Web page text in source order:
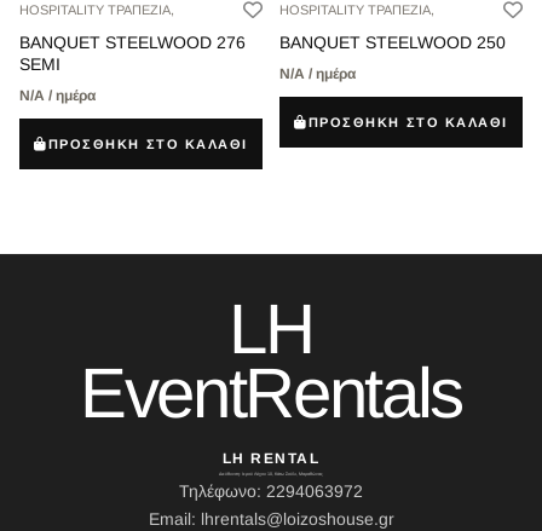
HOSPITALITY ΤΡΑΠΕΖΙΑ,
BANQUET STEELWOOD 276
SEMI
Ν/Α / ημέρα
ΠΡΟΣΘΗΚΗ ΣΤΟ ΚΑΛΑΘΙ
HOSPITALITY ΤΡΑΠΕΖΙΑ,
BANQUET STEELWOOD 250
Ν/Α / ημέρα
ΠΡΟΣΘΗΚΗ ΣΤΟ ΚΑΛΑΘΙ
LH
EventRentals
LH RENTAL
Διεύθυνση: Ιερού Λόχου 10, Κάτω Σούλι, Μαραθώνας
Τηλέφωνο: 2294063972
Email: lhrentals@loizoshouse.gr